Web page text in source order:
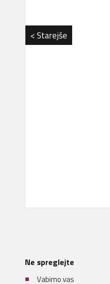
< Starejše
Ne spreglejte
Vabimo vas